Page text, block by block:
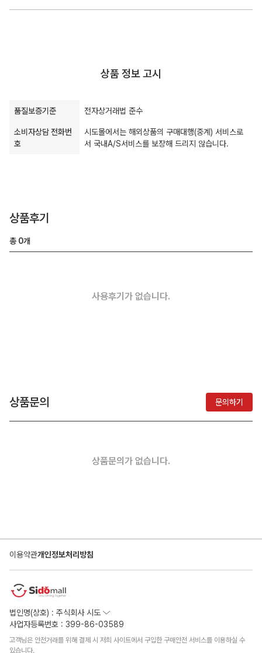
상품 정보 고시
품질보증기준 전자상거래법 준수
소비자상담 전화번
호
시도몰에서는 해외상품의 구매대행(중계) 서비스로
서 국내A/S서비스를 보장해 드리지 않습니다.
상품후기
총 0개
사용후기가 없습니다.
상품문의 문의하기
상품문의가 없습니다.
이용약관개인정보처리방침
법인명(상호) : 주식회사 시도
사업자등록번호 : 399-86-03589
고객님은 안전거래를 위해 결제 시 저희 사이트에서 구입한 구매안전 서비스를 이용하실 수
있습니다.